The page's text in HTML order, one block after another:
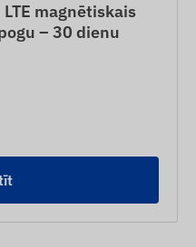
magnētiskais
– 30 dienu